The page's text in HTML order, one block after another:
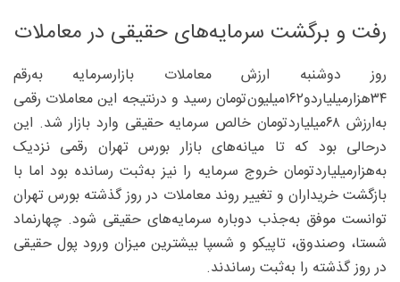
رفت و برگشت سرمایه‌های حقیقی در معاملات
روز دوشنبه ارزش معاملات بازارسرمایه به‌رقم
۳۴‌هزار‌میلیاردو۱۶۲‌میلیون‌تومان رسید و درنتیجه این معاملات رقمی
به‌ارزش ۶۸‌میلیاردتومان خالص سرمایه حقیقی وارد بازار شد. این
درحالی بود که تا میانه‌های بازار بورس تهران رقمی نزدیک
به‌‌هزار‌میلیاردتومان خروج سرمایه را نیز به‌ثبت رسانده بود اما با
بازگشت خریداران و تغییر روند معاملات در روز گذشته بورس تهران
توانست موفق به‌جذب دوباره سرمایه‌های حقیقی شود. چهارنماد
شستا، وصندوق، تاپیکو و شسپا بیشترین میزان ورود پول حقیقی
در روز گذشته را به‌ثبت رساندند.